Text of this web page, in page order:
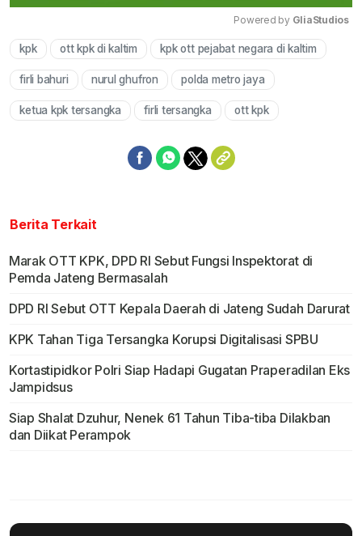
Mute
Powered by GliaStudios
kpk ott kpk di kaltim kpk ott pejabat negara di kaltim
firli bahuri nurul ghufron polda metro jaya
ketua kpk tersangka firli tersangka ott kpk
Berita Terkait
Marak OTT KPK, DPD RI Sebut Fungsi Inspektorat di
Pemda Jateng Bermasalah
DPD RI Sebut OTT Kepala Daerah di Jateng Sudah Darurat
KPK Tahan Tiga Tersangka Korupsi Digitalisasi SPBU
Kortastipidkor Polri Siap Hadapi Gugatan Praperadilan Eks
Jampidsus
Siap Shalat Dzuhur, Nenek 61 Tahun Tiba-tiba Dilakban
dan Diikat Perampok